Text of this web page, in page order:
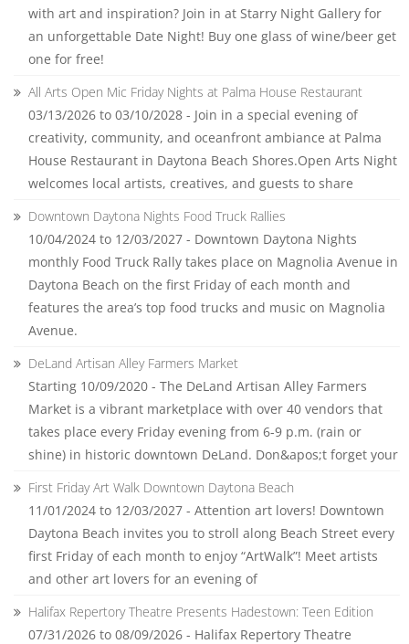
with art and inspiration? Join in at Starry Night Gallery for
an unforgettable Date Night! Buy one glass of wine/beer get
one for free!
All Arts Open Mic Friday Nights at Palma House Restaurant
03/13/2026 to 03/10/2028 - Join in a special evening of
creativity, community, and oceanfront ambiance at Palma
House Restaurant in Daytona Beach Shores.Open Arts Night
welcomes local artists, creatives, and guests to share
Downtown Daytona Nights Food Truck Rallies
10/04/2024 to 12/03/2027 - Downtown Daytona Nights
monthly Food Truck Rally takes place on Magnolia Avenue in
Daytona Beach on the first Friday of each month and
features the area’s top food trucks and music on Magnolia
Avenue.
DeLand Artisan Alley Farmers Market
Starting 10/09/2020 - The DeLand Artisan Alley Farmers
Market is a vibrant marketplace with over 40 vendors that
takes place every Friday evening from 6-9 p.m. (rain or
shine) in historic downtown DeLand. Don&apos;t forget your
First Friday Art Walk Downtown Daytona Beach
11/01/2024 to 12/03/2027 - Attention art lovers! Downtown
Daytona Beach invites you to stroll along Beach Street every
first Friday of each month to enjoy “ArtWalk”! Meet artists
and other art lovers for an evening of
Halifax Repertory Theatre Presents Hadestown: Teen Edition
07/31/2026 to 08/09/2026 - Halifax Repertory Theatre